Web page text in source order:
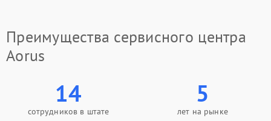
Преимущества сервисного центра
Aorus
14
сотрудников в штате
5
лет на рынке